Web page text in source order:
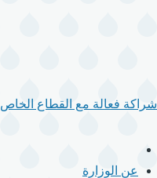
شراكة فعالة مع القطاع الخاص
القائمة
الرئيسيةعن الوزارة